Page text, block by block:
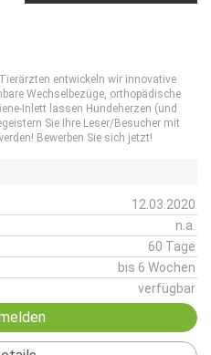
entwickeln wir innovative
Wechselbezüge, orthopädische
Inlett lassen Hundeherzen (und
Sie Ihre Leser/Besucher mit
Bewerben Sie sich jetzt!
12.03.2020
n.a.
60 Tage
bis 6 Wochen
verfügbar